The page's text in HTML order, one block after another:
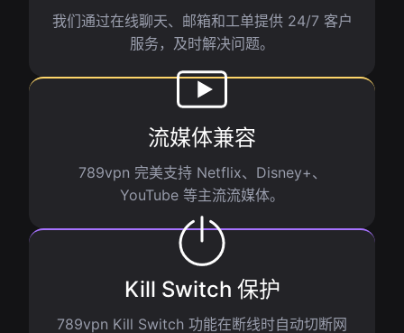
我们通过在线聊天、邮箱和工单提供 24/7 客户
服务，及时解决问题。
流媒体兼容
789vpn 完美支持 Netflix、Disney+、
YouTube 等主流流媒体。
Kill Switch 保护
789vpn Kill Switch 功能在断线时自动切断网